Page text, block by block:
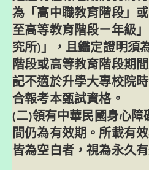
為「高中職教育階段」
至高等教育階段ㄧ年級
究所)」，且鑑定證明須
階段或高等教育階段期
記不適於升學大專校院
合報考本甄試資格。
(二)領有中華民國身心障
間仍為有效期。所載有
皆為空白者，視為永久有